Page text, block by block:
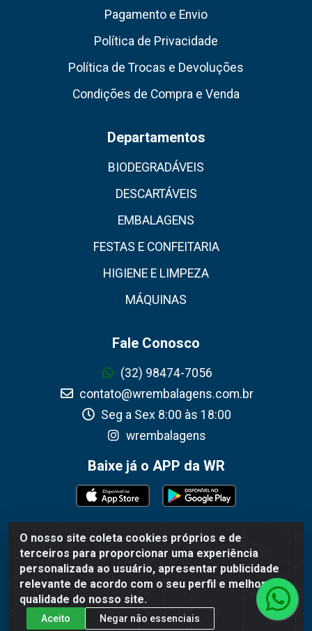
O nosso site coleta cookies próprios e de
terceiros para proporcionar uma experiência
personalizada ao usuário, apresentar publicidade
relevante de acordo com o seu perfil e melhorar a
qualidade do nosso site.
Aceito Negar não essenciais
Pagamento e Envio
Política de Privacidade
Política de Trocas e Devoluções
Condições de Compra e Venda
Departamentos
BIODEGRADÁVEIS
DESCARTÁVEIS
EMBALAGENS
FESTAS E CONFEITARIA
HIGIENE E LIMPEZA
MÁQUINAS
Fale Conosco
(32) 98474-7056
contato@wrembalagens.com.br
Seg a Sex 8:00 às 18:00
wrembalagens
Baixe já o APP da WR
WR Embalagens - R. Cel. Teodoro Gomes de Araújo, 1360 -
Grogotó - Barbacena / MG - CEP 36202-628 - CNPJ
02.692.206/0001-55